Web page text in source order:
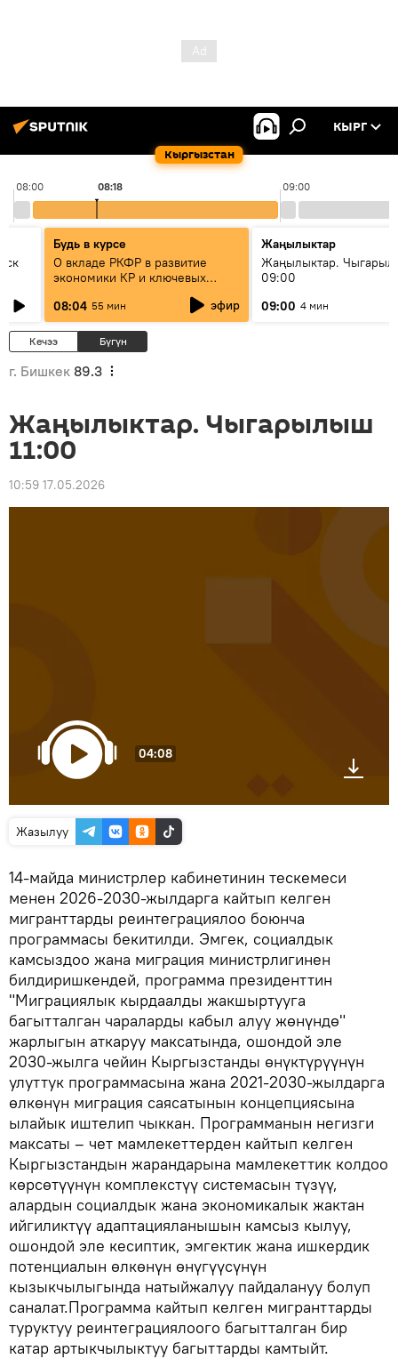
Кыргызстан
КЫРГ
08:00 09:00
08:18
Будь в курсе
О вкладе РКФР в развитие
экономики КР и ключевых
08:04 55 мин эфир
Жаңылыктар
Жаңылыктар.
09:00
09:00 4 мин
Кечээ Бүгүн
г. Бишкек 89.3
Жаңылыктар. Чыгарылыш
11:00
10:59 17.05.2026
04:08
Жазылуу
14-майда министрлер кабинетинин тескемеси
менен 2026-2030-жылдарга кайтып келген
мигранттарды реинтеграциялоо боюнча
программасы бекитилди. Эмгек, социалдык
камсыздоо жана миграция министрлигинен
билдиришкендей, программа президенттин
"Миграциялык кырдаалды жакшыртууга
багытталган чараларды кабыл алуу жөнүндө"
жарлыгын аткаруу максатында, ошондой эле
2030-жылга чейин Кыргызстанды өнүктүрүүнүн
улуттук программасына жана 2021-2030-жылдарга
өлкөнүн миграция саясатынын концепциясына
ылайык иштелип чыккан. Программанын негизги
максаты – чет мамлекеттерден кайтып келген
Кыргызстандын жарандарына мамлекеттик колдоо
көрсөтүүнүн комплекстүү системасын түзүү,
алардын социалдык жана экономикалык жактан
ийгиликтүү адаптацияланышын камсыз кылуу,
ошондой эле кесиптик, эмгектик жана ишкердик
потенциалын өлкөнүн өнүгүүсүнүн
кызыкчылыгында натыйжалуу пайдалануу болуп
саналат.Программа кайтып келген мигранттарды
туруктуу реинтеграциялоого багытталган бир
катар артыкчылыктуу багыттарды камтыйт.